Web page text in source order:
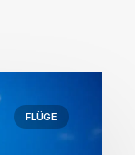
FLÜGE